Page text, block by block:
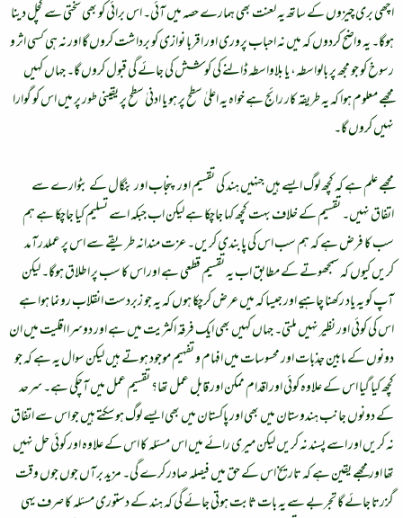
اچھی بری چیزوں کے ساتھ یہ لعنت بھی ہمارے حصہ میں آئی۔ اس برائی کو بھی سختی سے کچل دینا
ہوگا۔ یہ واضح کردوں کہ میں نہ احباب پروری اور اقربا نوازی کو برداشت کروں گا اور نہ ہی کسی اثر و
رسوخ کو جو مجھ پر بالواسطہ، یا بلاواسطہ ڈالنے کی کوشش کی جائے گی قبول کروں گا۔ جہاں کہیں
مجھے معلوم ہوا کہ یہ طریقہ کار رائج ہے خواہ یہ اعلیٰ سطح پر ہو یا ادنیٰ سطح پر یقینی طور پر میں اس کو گوارا
نہیں کروں گا۔
مجھے علم ہے کہ کچھ لوگ ایسے ہیں جنہیں ہند کی تقسیم اور پنجاب اور بنگال کے بٹوارے سے
اتفاق نہیں۔ تقسیم کے خلاف بہت کچھ کہا جاچکا ہے لیکن اب جبکہ اسے تسلیم کیا جاچکا ہے ہم
سب کا فرض ہے کہ ہم سب اس کی پابندی کریں۔ عزت مندانہ طریقے سے اس پر عملدرآمد
کریں کیوں کہ سمجھوتے کے مطابق اب یہ تقسیم قطعی ہے اور اس کا سب پر اطلاق ہوگا۔ لیکن
آپ کو یہ یاد رکھنا چاہیے اور جیسا کہ میں عرض کرچکا ہوں کہ یہ جو زبردست انقلاب رونما ہوا ہے
اس کی کوئی اور نظیر نہیں ملتی۔ جہاں کہیں بھی ایک فرقہ اکثریت میں ہے اور دوسرا اقلیت میں ان
دونوں کے مابین جذبات اور محسوسات میں افہام و تفہیم موجود ہوتے ہیں لیکن سوال یہ ہے کہ جو
کچھ کیا گیا اس کے علاوہ کوئی اور اقدام ممکن اور قابل عمل تھا؟ تقسیم عمل میں آچکی ہے۔ سرحد
کے دونوں جانب ہندوستان میں بھی اور پاکستان میں بھی ایسے لوگ ہوسکتے ہیں جو اس سے اتفاق
نہ کریں اور اسے پسند نہ کریں لیکن میری رائے میں اس مسئلہ کا اس کے علاوہ اور کوئی حل نہیں
تھا اور مجھے یقین ہے کہ تاریخ اس کے حق میں فیصلہ صادر کرے گی۔ مزید برآں جوں جوں وقت
گزرتا جائے گا تجربے سے یہ بات ثابت ہوتی جائے گی کہ ہند کے دستوری مسئلہ کا صرف یہی